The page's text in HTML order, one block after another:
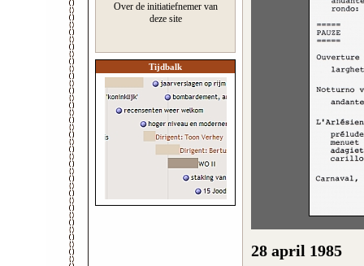
Over de initiatiefnemer van
deze site
Tijdbalk
28 april 1985